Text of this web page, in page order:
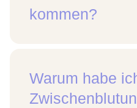
kommen?
Warum habe